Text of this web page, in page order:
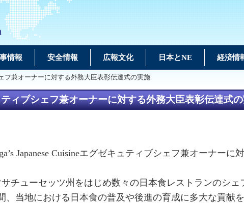
情報 安全情報 広報文化 日本とNE 経済情
フ兼オーナーに対する外務大臣表彰伝達式の実施
ィブシェフ兼オーナーに対する外務大臣表彰伝達式
Japanese Cuisineエグゼキュティブシェフ兼オーナーに
チューセッツ州をはじめ数々の日本食レストランのシェ
間、当地における日本食の普及や後進の育成に多大な貢